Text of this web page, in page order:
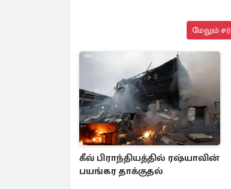
மேலும்
கீவ் பிராந்தியத்தில் ரஷ்யாவின்
பயங்கர தாக்குதல்